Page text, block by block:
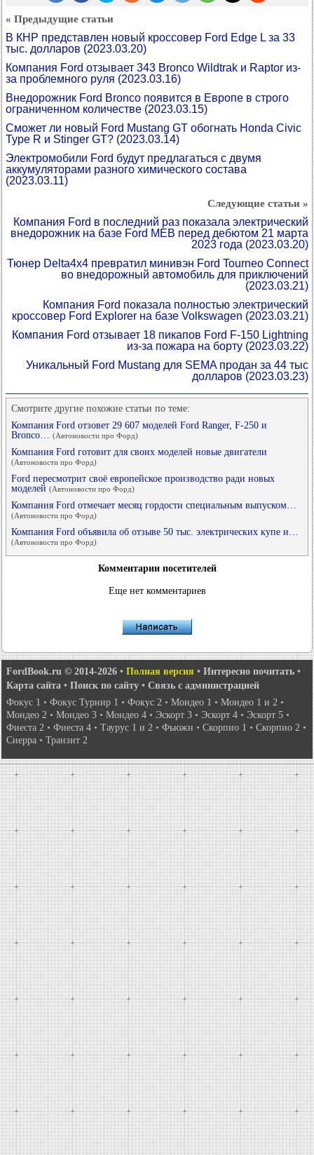
« Предыдущие статьи
В КНР представлен новый кроссовер Ford Edge L за 33
тыс. долларов (2023.03.20)
Компания Ford отзывает 343 Bronco Wildtrak и Raptor из-
за проблемного руля (2023.03.16)
Внедорожник Ford Bronco появится в Европе в строго
ограниченном количестве (2023.03.15)
Сможет ли новый Ford Mustang GT обогнать Honda Civic
Type R и Stinger GT? (2023.03.14)
Электромобили Ford будут предлагаться с двумя
аккумуляторами разного химического состава
(2023.03.11)
Следующие статьи »
Компания Ford в последний раз показала электрический
внедорожник на базе Ford MEB перед дебютом 21 марта
2023 года (2023.03.20)
Тюнер Delta4x4 превратил минивэн Ford Tourneo Connect
во внедорожный автомобиль для приключений
(2023.03.21)
Компания Ford показала полностью электрический
кроссовер Ford Explorer на базе Volkswagen (2023.03.21)
Компания Ford отзывает 18 пикапов Ford F-150 Lightning
из-за пожара на борту (2023.03.22)
Уникальный Ford Mustang для SEMA продан за 44 тыс
долларов (2023.03.23)
Смотрите другие похожие статьи по теме:
Компания Ford отзовет 29 607 моделей Ford Ranger, F-250 и
Bronco…
(Автоновости про Форд)
Компания Ford готовит для своих моделей новые двигатели
(Автоновости про Форд)
Ford пересмотрит своё европейское производство ради новых
моделей (Автоновости про Форд)
Компания Ford отмечает месяц гордости специальным выпуском…
(Автоновости про Форд)
Компания Ford объявила об отзыве 50 тыс. электрических купе и…
(Автоновости про Форд)
Комментарии посетителей
Еще нет комментариев
FordBook.ru © 2014-2026 • Полная версия • Интересно почитать •
Карта сайта • Поиск по сайту • Связь с администрацией
Фокус 1 • Фокус Турнир 1 • Фокус 2 • Мондео 1 • Мондео 1 и 2 •
Мондео 2 • Мондео 3 • Мондео 4 • Эскорт 3 • Эскорт 4 • Эскорт 5 •
Фиеста 2 • Фиеста 4 • Таурус 1 и 2 • Фьюжн • Скорпио 1 • Скорпио 2 •
Сиерра • Транзит 2